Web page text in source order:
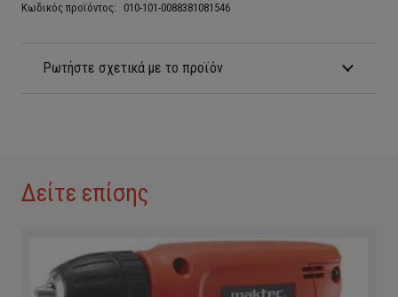
Κωδικός προϊόντος: 010-101-0088381081546
Ρωτήστε σχετικά με το προϊόν
Δείτε επίσης